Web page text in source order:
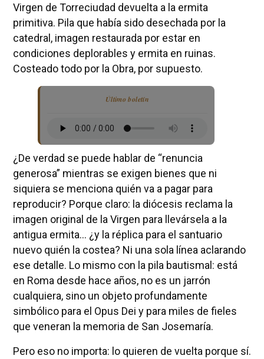
Virgen de Torreciudad devuelta a la ermita
primitiva. Pila que había sido desechada por la
catedral, imagen restaurada por estar en
condiciones deplorables y ermita en ruinas.
Costeado todo por la Obra, por supuesto.
Último boletín
¿De verdad se puede hablar de “renuncia
generosa” mientras se exigen bienes que ni
siquiera se menciona quién va a pagar para
reproducir? Porque claro: la diócesis reclama la
imagen original de la Virgen para llevársela a la
antigua ermita… ¿y la réplica para el santuario
nuevo quién la costea? Ni una sola línea aclarando
ese detalle. Lo mismo con la pila bautismal: está
en Roma desde hace años, no es un jarrón
cualquiera, sino un objeto profundamente
simbólico para el Opus Dei y para miles de fieles
que veneran la memoria de San Josemaría.
Pero eso no importa: lo quieren de vuelta porque sí.